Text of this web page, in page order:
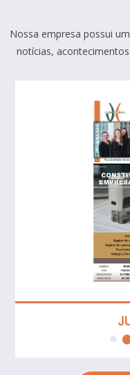
Nossa empresa possui
notícias,
1 2